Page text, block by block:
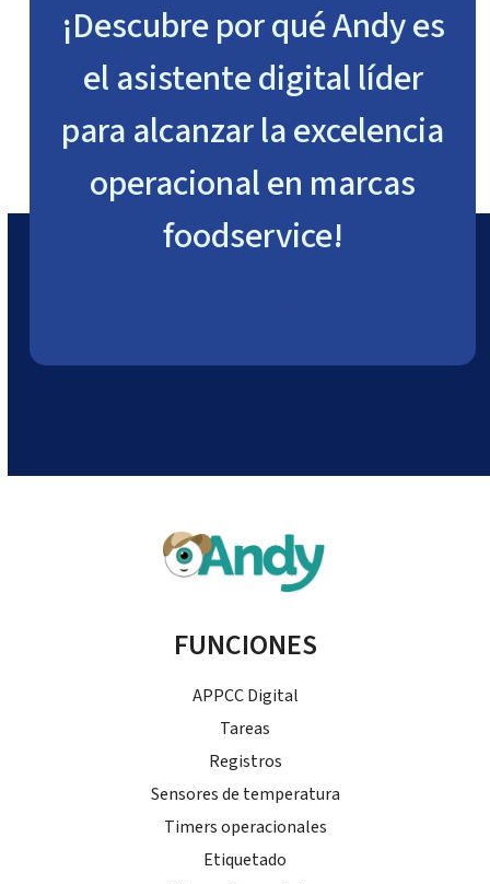
¡Descubre por qué Andy es
el asistente digital líder
para alcanzar la excelencia
operacional en marcas
foodservice!
FUNCIONES
APPCC Digital
Tareas
Registros
Sensores de temperatura
Timers operacionales
Etiquetado